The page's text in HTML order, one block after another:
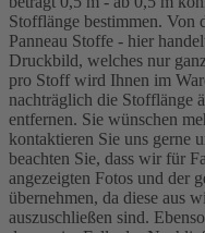
Stofflänge bestimmen. Von
Panneau Stoffe - hier
Druckbild, welches nur
pro Stoff wird Ihnen im
nachträglich die Stofflänge
entfernen. Sie wünschen
kontaktieren Sie uns gerne
beachten Sie, dass wir für
angezeigten Fotos und der
übernehmen, da diese aus
auszuschließen sind.